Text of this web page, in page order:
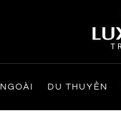
DU THUYỀN